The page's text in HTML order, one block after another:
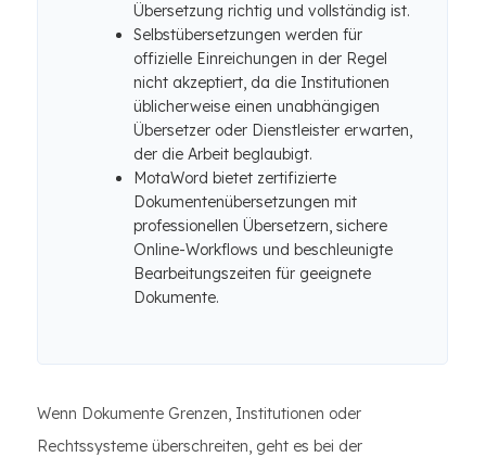
Übersetzung richtig und vollständig ist.
Selbstübersetzungen werden für
offizielle Einreichungen in der Regel
nicht akzeptiert, da die Institutionen
üblicherweise einen unabhängigen
Übersetzer oder Dienstleister erwarten,
der die Arbeit beglaubigt.
MotaWord bietet zertifizierte
Dokumentenübersetzungen mit
professionellen Übersetzern, sichere
Online-Workflows und beschleunigte
Bearbeitungszeiten für geeignete
Dokumente.
Wenn Dokumente Grenzen, Institutionen oder
Rechtssysteme überschreiten, geht es bei der